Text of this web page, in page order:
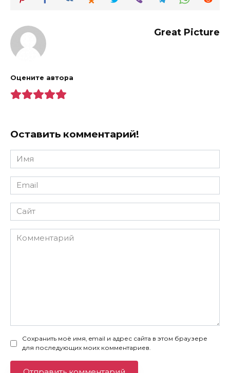
Great Picture
Оцените автора
Оставить комментарий!
Имя
*
Email
*
Сайт
Комментарий
Сохранить моё имя, email и адрес сайта в этом браузере
для последующих моих комментариев.